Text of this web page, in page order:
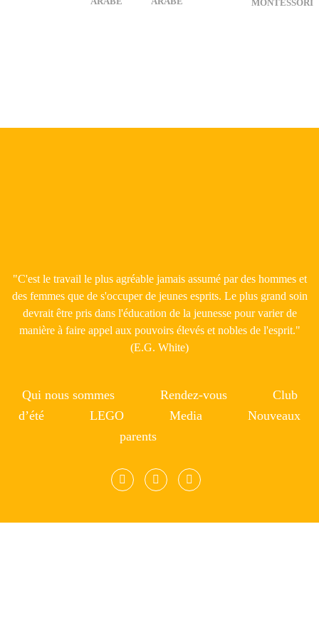
MONTESSORI
"C'est le travail le plus agréable jamais assumé par des hommes et
des femmes que de s'occuper de jeunes esprits. Le plus grand soin
devrait être pris dans l'éducation de la jeunesse pour varier de
manière à faire appel aux pouvoirs élevés et nobles de l'esprit."
(E.G. White)
Qui nous sommes Rendez-vous
Club
d’été
LEGO Media
Nouveaux
parents